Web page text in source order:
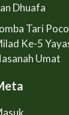
Dhuafa
Tari
Ke-5
Umat